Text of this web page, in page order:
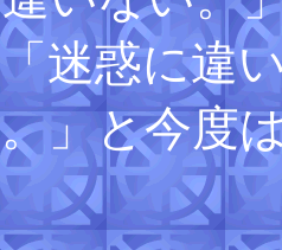
迷惑に違
」と今度